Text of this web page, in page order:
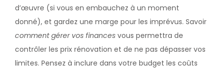
d’œuvre (si vous en embauchez à un moment
donné), et gardez une marge pour les imprévus. Savoir
comment gérer vos finances vous permettra de
contrôler les prix rénovation et de ne pas dépasser vos
limites. Pensez à inclure dans votre budget les coûts